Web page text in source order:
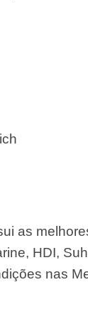
as
HDI,
nas